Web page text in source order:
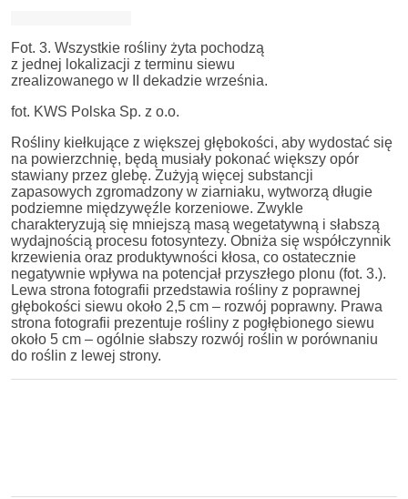
Fot. 3. Wszystkie rośliny żyta pochodzą
z jednej lokalizacji z terminu siewu
zrealizowanego w II dekadzie września.
fot. KWS Polska Sp. z o.o.
Rośliny kiełkujące z większej głębokości, aby wydostać się
na powierzchnię, będą musiały pokonać większy opór
stawiany przez glebę. Zużyją więcej substancji
zapasowych zgromadzony w ziarniaku, wytworzą długie
podziemne międzywęźle korzeniowe. Zwykle
charakteryzują się mniejszą masą wegetatywną i słabszą
wydajnością procesu fotosyntezy. Obniża się współczynnik
krzewienia oraz produktywności kłosa, co ostatecznie
negatywnie wpływa na potencjał przyszłego plonu (fot. 3.).
Lewa strona fotografii przedstawia rośliny z poprawnej
głębokości siewu około 2,5 cm – rozwój poprawny. Prawa
strona fotografii prezentuje rośliny z pogłębionego siewu
około 5 cm – ogólnie słabszy rozwój roślin w porównaniu
do roślin z lewej strony.